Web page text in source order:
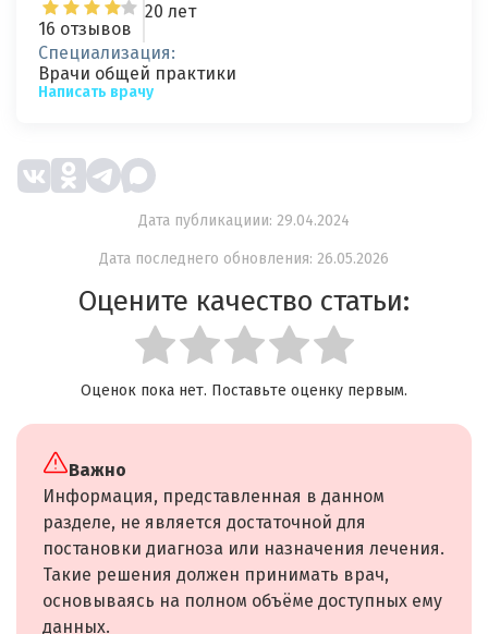
16 отзывов
20 лет
Специализация:
Врачи общей практики
Написать врачу
Дата публикациии: 29.04.2024
Дата последнего обновления: 26.05.2026
Оцените качество статьи:
Оценок пока нет. Поставьте оценку первым.
Важно
Информация, представленная в данном
разделе, не является достаточной для
постановки диагноза или назначения лечения.
Такие решения должен принимать врач,
основываясь на полном объёме доступных ему
данных.